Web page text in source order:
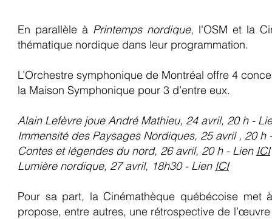
En parallèle à Printemps nordique, l'OSM et la
thématique nordique dans leur programmation.
L’Orchestre symphonique de Montréal offre 4
la Maison Symphonique pour 3 d’entre eux.
Alain Lefèvre joue André Mathieu, 24 avril, 20 h -
Immensité des Paysages Nordiques, 25 avril , 20 h
Contes et légendes du nord, 26 avril, 20 h - Lien ICI
Lumière nordique, 27 avril, 18h30 - Lien ICI
Pour sa part, la Cinémathèque québécoise met
propose, entre autres, une rétrospective de